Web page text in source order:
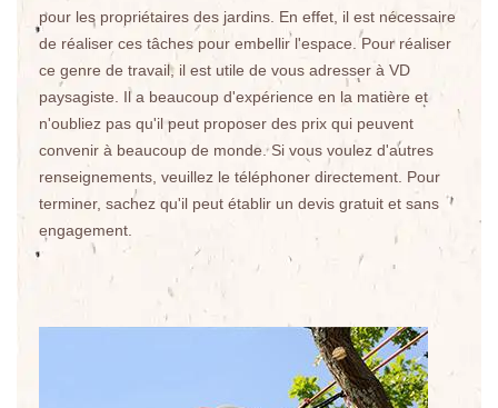
pour les propriétaires des jardins. En effet, il est nécessaire
de réaliser ces tâches pour embellir l'espace. Pour réaliser
ce genre de travail, il est utile de vous adresser à VD
paysagiste. Il a beaucoup d'expérience en la matière et
n'oubliez pas qu'il peut proposer des prix qui peuvent
convenir à beaucoup de monde. Si vous voulez d'autres
renseignements, veuillez le téléphoner directement. Pour
terminer, sachez qu'il peut établir un devis gratuit et sans
engagement.